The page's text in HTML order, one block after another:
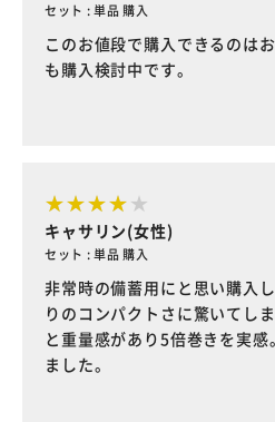
セット : 単品 購入
このお値段で購入できるのは
も購入検討中です。
キャサリン(女性)
セット : 単品 購入
非常時の備蓄用にと思い購入
りのコンパクトさに驚いてし
と重量感があり5倍巻きを実
ました。